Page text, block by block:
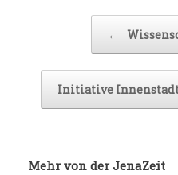
←
Initiative
Mehr von der JenaZeit